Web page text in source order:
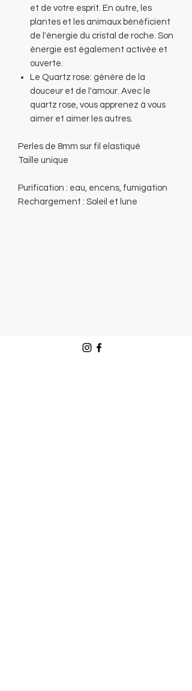
et de votre esprit. En outre, les
plantes et les animaux bénéficient
de l'énergie du cristal de roche. Son
énergie est également activée et
ouverte.
Le Quartz rose: génère de la
douceur et de l'amour. Avec le
quartz rose, vous apprenez à vous
aimer et aimer les autres.
Perles de 8mm sur fil elastiqué
Taille unique
Purification : eau, encens, fumigation
Rechargement : Soleil et lune